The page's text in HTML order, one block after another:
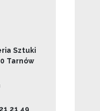
Sztuki
Tarnów